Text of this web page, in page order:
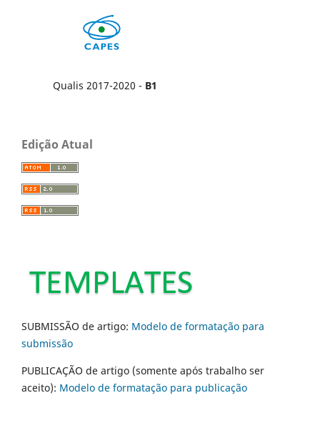
Qualis 2017-2020 - B1
Edição Atual
SUBMISSÃO de artigo: Modelo de formatação para
submissão
PUBLICAÇÃO de artigo (somente após trabalho ser
aceito): Modelo de formatação para publicação